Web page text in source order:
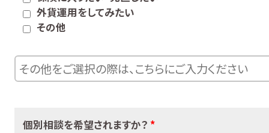
外貨運用をしてみたい
その他
個別相談を希望されますか？ *